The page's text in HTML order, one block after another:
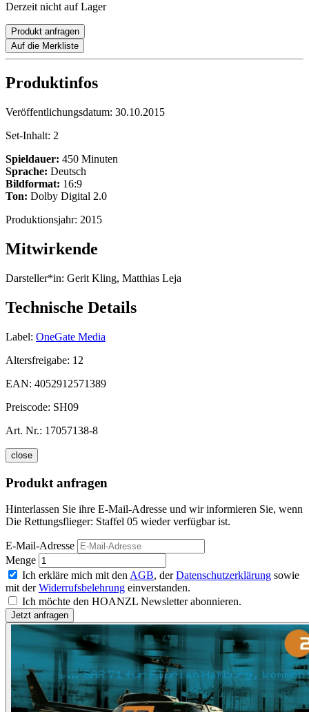
Derzeit nicht auf Lager
Produkt anfragen
Auf die Merkliste
Produktinfos
Veröffentlichungsdatum: 30.10.2015
Set-Inhalt: 2
Spieldauer: 450 Minuten
Sprache: Deutsch
Bildformat: 16:9
Ton: Dolby Digital 2.0
Produktionsjahr: 2015
Mitwirkende
Darsteller*in: Gerit Kling, Matthias Leja
Technische Details
Label: OneGate Media
Altersfreigabe: 12
EAN: 4052912571389
Preiscode: SH09
Art. Nr.: 17057138-8
close
Produkt anfragen
Hinterlassen Sie ihre E-Mail-Adresse und wir informieren Sie, wenn
Die Rettungsflieger: Staffel 05 wieder verfügbar ist.
E-Mail-Adresse
Menge
Ich erkläre mich mit den AGB, derDatenschutzerklärung sowie
mit derWiderrufsbelehrung einverstanden.
Ich möchte den HOANZL Newsletter abonnieren.